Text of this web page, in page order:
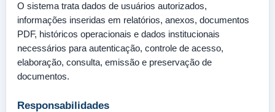
O sistema trata dados de usuários autorizados,
informações inseridas em relatórios, anexos, documentos
PDF, históricos operacionais e dados institucionais
necessários para autenticação, controle de acesso,
elaboração, consulta, emissão e preservação de
documentos.
Responsabilidades